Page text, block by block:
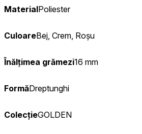
MaterialPoliester
CuloareBej, Crem, Roșu
Înălțimea grămezi16 mm
FormăDreptunghi
ColecțieGOLDEN